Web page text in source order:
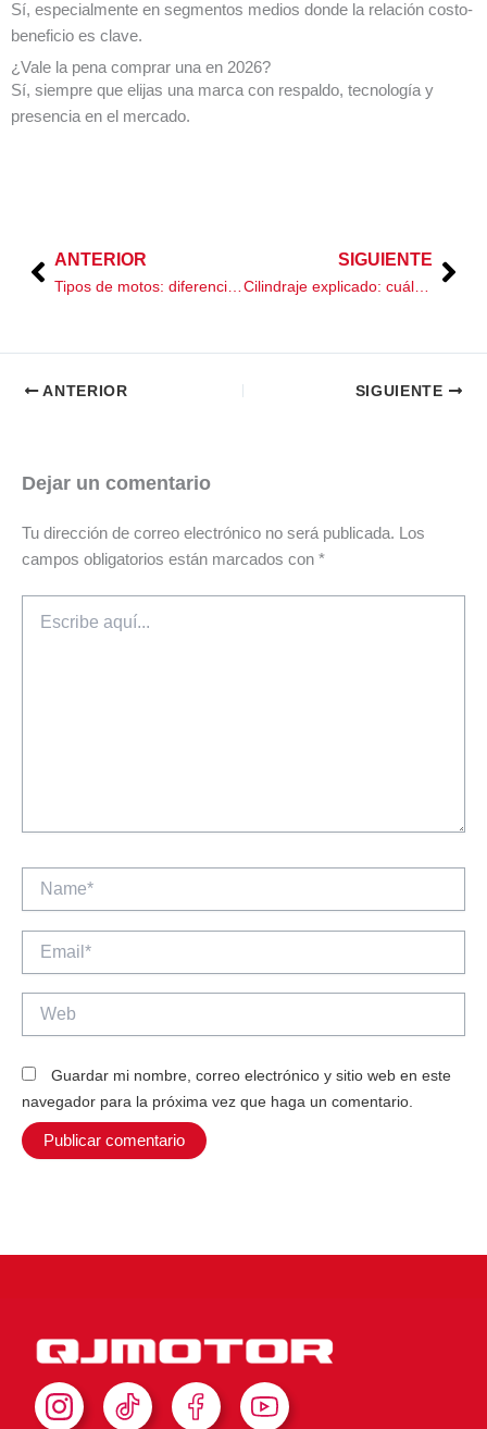
Sí, especialmente en segmentos medios donde la relación costo-
beneficio es clave.
¿Vale la pena comprar una en 2026?
Sí, siempre que elijas una marca con respaldo, tecnología y
presencia en el mercado.
Prev
ANTERIOR SIGUIENTE
ANTERIOR SIGUIENTE
Dejar un comentario
Tu dirección de correo electrónico no será publicada. Los
campos obligatorios están marcados con *
aquí...
Name*
Guardar mi nombre, correo electrónico y sitio web en este
navegador para la próxima vez que haga un comentario.
I
n
T
i
F
a
Y
o